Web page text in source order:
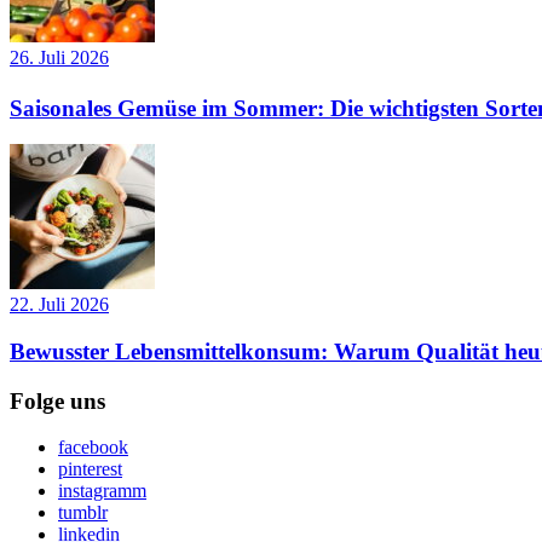
26. Juli 2026
Saisonales Gemüse im Sommer: Die wichtigsten
22. Juli 2026
Bewusster Lebensmittelkonsum: Warum Qualität
Folge uns
facebook
pinterest
instagramm
tumblr
linkedin